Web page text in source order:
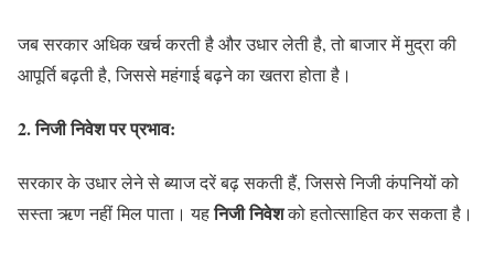
जब सरकार अधिक खर्च करती है और उधार लेती है, तो बाजार में मुद्रा की
आपूर्ति बढ़ती है, जिससे महंगाई बढ़ने का खतरा होता है।
2. निजी निवेश पर प्रभाव:
सरकार के उधार लेने से ब्याज दरें बढ़ सकती हैं, जिससे निजी कंपनियों को
सस्ता ऋण नहीं मिल पाता। यहनिजी निवेशको हतोत्साहित कर सकता है।